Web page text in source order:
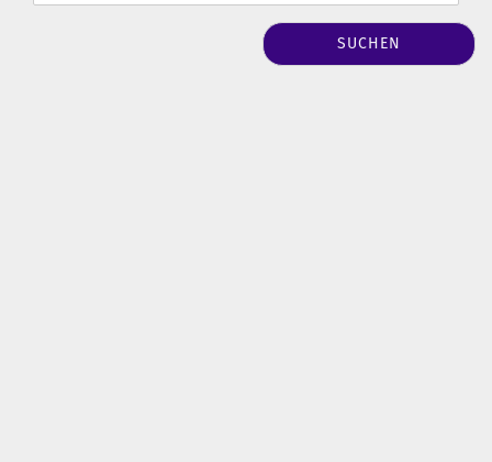
EINMAL
SUCHEN